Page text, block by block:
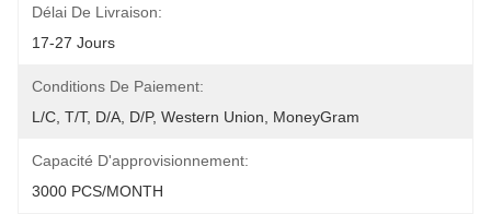
Délai De Livraison:
17-27 Jours
Conditions De Paiement:
L/C, T/T, D/A, D/P, Western Union, MoneyGram
Capacité D'approvisionnement:
3000 PCS/MONTH